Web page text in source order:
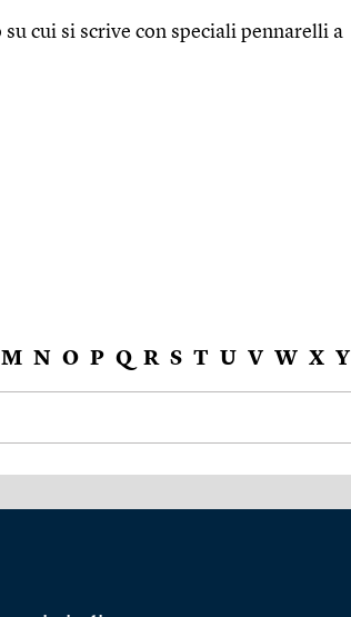
cui si scrive con speciali pennarelli a
M N O P Q R S T U V W X Y